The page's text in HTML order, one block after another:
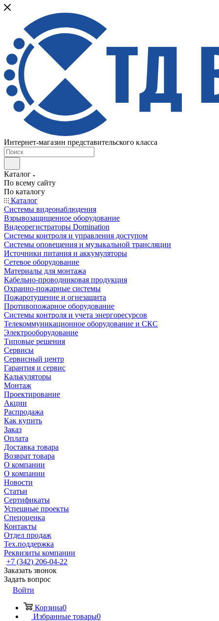
Интернет-магазин представительского класса
Каталог
По всему сайту
По каталогу
Каталог
Системы видеонаблюдения
Взрывозащищенное оборудование
Видеорегистраторы Domination
Системы контроля и управления доступом
Системы оповещения и музыкальной трансляции
Источники питания и аккумуляторы
Сетевое оборудование
Материалы для монтажа
Кабельно-проводниковая продукция
Охранно-пожарные системы
Пожаротушение и огнезащита
Противопожарное оборудование
Системы контроля и учета энергоресурсов
Телекоммуникационное оборудование и СКС
Электрооборудование
Типовые решения
Сервисы
Сервисный центр
Гарантия и сервис
Калькуляторы
Монтаж
Проектирование
Акции
Распродажа
Как купить
Заказ
Оплата
Доставка товара
Возврат товара
О компании
О компании
Новости
Статьи
Сертификаты
Успешные проекты
Спецоценка
Контакты
Отдел продаж
Тех.поддержка
Реквизиты компании
+7 (342) 206-04-22
Заказать звонок
Задать вопрос
Войти
Корзина0
Избранные товары0